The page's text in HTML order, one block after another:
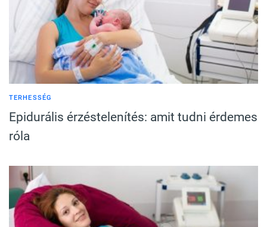
TERHESSÉG
Epidurális érzéstelenítés: amit tudni érdemes
róla